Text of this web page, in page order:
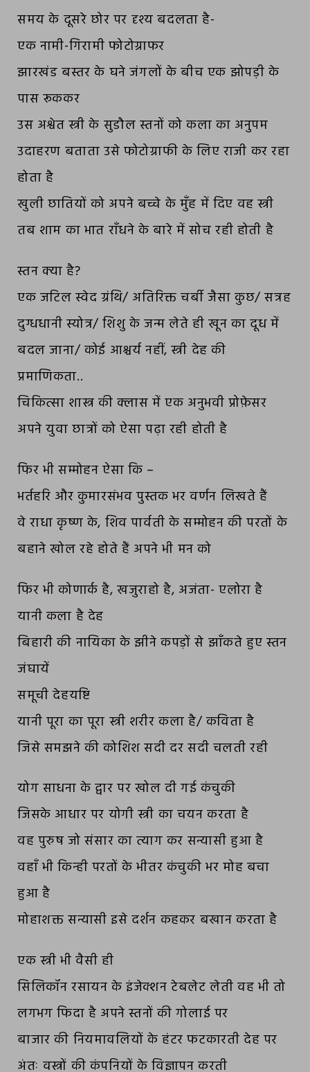
समय के दूसरे छोर पर दृश्य बदलता है-
एक नामी-गिरामी फोटोग्राफर
झारखंड बस्तर के घने जंगलों के बीच एक झोपड़ी के
पास रूककर
उस अश्वेत स्त्री के सुडौल स्तनों को कला का अनुपम
उदाहरण बताता उसे फोटोग्राफी के लिए राजी कर रहा
होता है
खुली छातियों को अपने बच्चे के मुँह में दिए वह स्त्री
तब शाम का भात राँधने के बारे में सोच रही होती है
स्तन क्या है?
एक जटिल स्वेद ग्रंथि/ अतिरिक्त चर्बी जैसा कुछ/ सत्रह
दुग्धधानी स्योत्र/ शिशु के जन्म लेते ही खून का दूध में
बदल जाना/ कोई आश्चर्य नहीं, स्त्री देह की
प्रमाणिकता..
चिकित्सा शास्त्र की क्लास में एक अनुभवी प्रोफ़ेसर
अपने युवा छात्रों को ऐसा पढ़ा रही होती है
फिर भी सम्मोहन ऐसा कि –
भर्तहरि और कुमारसंभव पुस्तक भर वर्णन लिखते हैं
वे राधा कृष्ण के, शिव पार्वती के सम्मोहन की परतों के
बहाने खोल रहे होते हैं अपने भी मन को
फिर भी कोणार्क है, खजुराहो है, अजंता- एलोरा है
यानी कला है देह
बिहारी की नायिका के झीने कपड़ों से झाँकते हुए स्तन
जंघायें
समूची देहयष्टि
यानी पूरा का पूरा स्त्री शरीर कला है/ कविता है
जिसे समझने की कोशिश सदी दर सदी चलती रही
योग साधना के द्वार पर खोल दी गई कंचुकी
जिसके आधार पर योगी स्त्री का चयन करता है
वह पुरुष जो संसार का त्याग कर सन्यासी हुआ है
वहाँ भी किन्ही परतों के भीतर कंचुकी भर मोह बचा
हुआ है
मोहाशक्त सन्यासी इसे दर्शन कहकर बखान करता है
एक स्त्री भी वैसी ही
सिलिकॉन रसायन के इंजेक्शन टेबलेट लेती वह भी तो
लगभग फिदा है अपने स्तनों की गोलाई पर
बाजार की नियमावलियों के हंटर फटकारती देह पर
अंतः वस्त्रों की कंपनियों के विज्ञापन करती